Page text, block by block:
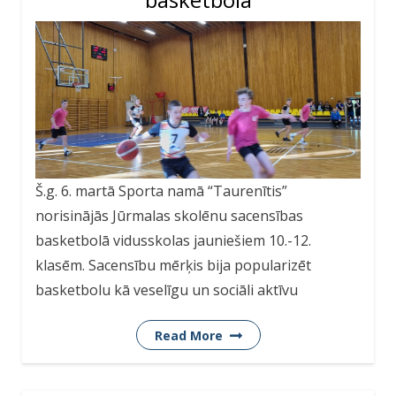
Š.g. 6. martā Sporta namā “Taurenītis”
norisinājās Jūrmalas skolēnu sacensības
basketbolā vidusskolas jauniešiem 10.-12.
klasēm. Sacensību mērķis bija popularizēt
basketbolu kā veselīgu un sociāli aktīvu
Read More